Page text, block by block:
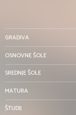
GRADIVA
OSNOVNE ŠOLE
SREDNJE ŠOLE
MATURA
ŠTUDIJ